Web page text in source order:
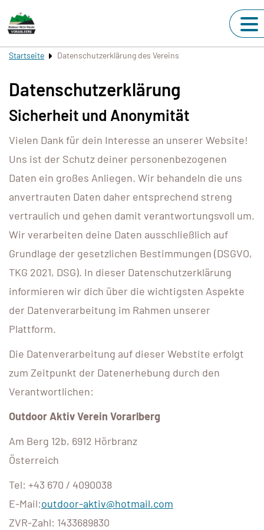
Startseite Datenschutzerklärung des Vereins
Datenschutzerklärung
Sicherheit und Anonymität
Vielen Dank für dein Interesse an unserer Website!
Uns ist der Schutz deiner personenbezogenen
Daten ein großes Anliegen. Wir behandeln die uns
anvertrauten Daten daher entsprechend streng
vertraulich und gehen damit verantwortungsvoll um.
Wir verarbeiten deine Daten ausschließlich auf
Grundlage der gesetzlichen Bestimmungen (DSGVO,
TKG 2021, DSG). In dieser Datenschutzerklärung
informieren wir dich über die wichtigsten Aspekte
der Datenverarbeitung im Rahmen unserer
Plattform.
Die Datenverarbeitung auf dieser Webstite erfolgt
zum Zeitpunkt der Datenerhebung durch den
Verantwortlichen:
Outdoor Aktiv Verein Vorarlberg
Am Berg 12b, 6912 Hörbranz
Österreich
Tel: +43 670 / 4090038
E-Mail:outdoor-aktiv@hotmail.com
ZVR-Zahl: 1433689830